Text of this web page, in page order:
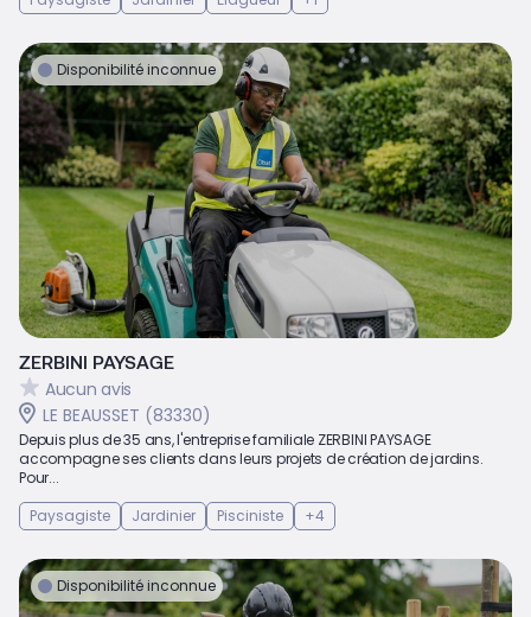
Disponibilité inconnue
ZERBINI PAYSAGE
Aucun avis
LE BEAUSSET (83330)
Depuis plus de 35 ans, l'entreprise familiale ZERBINI PAYSAGE
accompagne ses clients dans leurs projets de création de jardins.
Pour...
Paysagiste
Jardinier Pisciniste +4
Disponibilité inconnue